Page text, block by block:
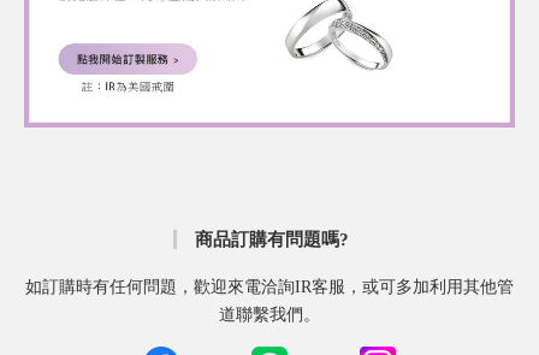
商品訂購有問題嗎?
如訂購時有任何問題，歡迎來電洽詢IR客服，或可多加利用其他管
道聯繫我們。